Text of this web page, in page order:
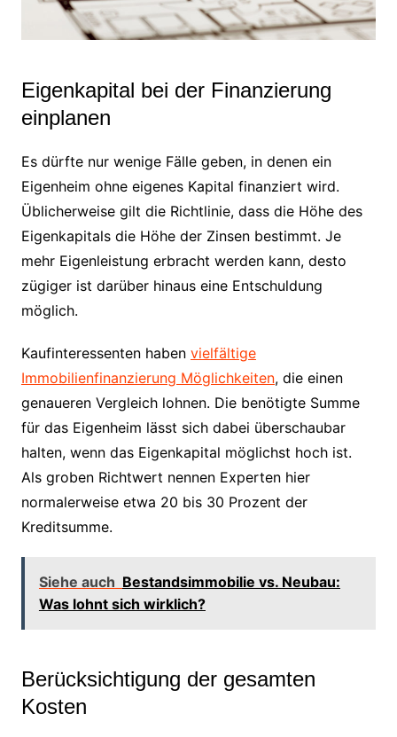
Eigenkapital bei der Finanzierung
einplanen
Es dürfte nur wenige Fälle geben, in denen ein
Eigenheim ohne eigenes Kapital finanziert wird.
Üblicherweise gilt die Richtlinie, dass die Höhe des
Eigenkapitals die Höhe der Zinsen bestimmt. Je
mehr Eigenleistung erbracht werden kann, desto
zügiger ist darüber hinaus eine Entschuldung
möglich.
Kaufinteressenten haben vielfältige
Immobilienfinanzierung Möglichkeiten, die einen
genaueren Vergleich lohnen. Die benötigte Summe
für das Eigenheim lässt sich dabei überschaubar
halten, wenn das Eigenkapital möglichst hoch ist.
Als groben Richtwert nennen Experten hier
normalerweise etwa 20 bis 30 Prozent der
Kreditsumme.
Siehe auch Bestandsimmobilie vs. Neubau:
Was lohnt sich wirklich?
Berücksichtigung der gesamten
Kosten